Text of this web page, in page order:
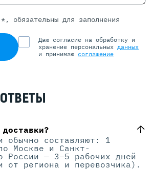
обязательны для заполнения
Даю согласие на обработку и
хранение персональных данных
и принимаю соглашение
обычно составляют: 1
Москве и Санкт-
России — 3–5 рабочих дней
от региона и перевозчика).